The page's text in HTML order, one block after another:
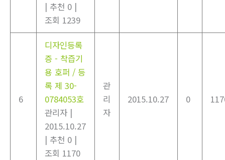
| 추천 0 |
조회 1239
6
디자인등록
증 - 착즙기
용 호퍼 / 등
록 제 30-
0784053호
관리자 |
2015.10.27
| 추천 0 |
조회 1170
관
리
자
2015.10.27 0